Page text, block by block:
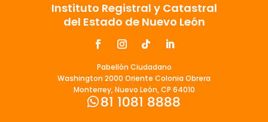
Instituto Registral y Catastral
del Estado de Nuevo León
Pabellón Ciudadano
Washington 2000 Oriente Colonia Obrera
Monterrey, Nuevo León, CP 64010
81 1081 8888